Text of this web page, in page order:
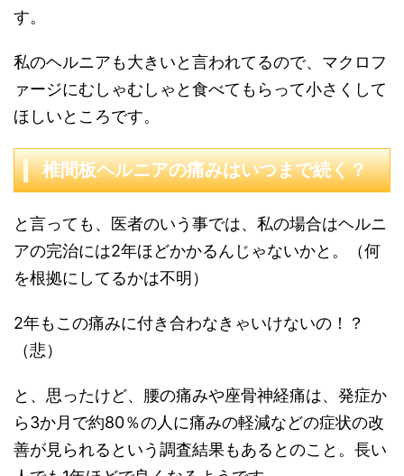
す。
私のヘルニアも大きいと言われてるので、マクロフ
ァージにむしゃむしゃと食べてもらって小さくして
ほしいところです。
椎間板ヘルニアの痛みはいつまで続く？
と言っても、医者のいう事では、私の場合はヘルニ
アの完治には2年ほどかかるんじゃないかと。（何
を根拠にしてるかは不明）
2年もこの痛みに付き合わなきゃいけないの！？
（悲）
と、思ったけど、腰の痛みや座骨神経痛は、発症か
ら3か月で約80％の人に痛みの軽減などの症状の改
善が見られるという調査結果もあるとのこと。長い